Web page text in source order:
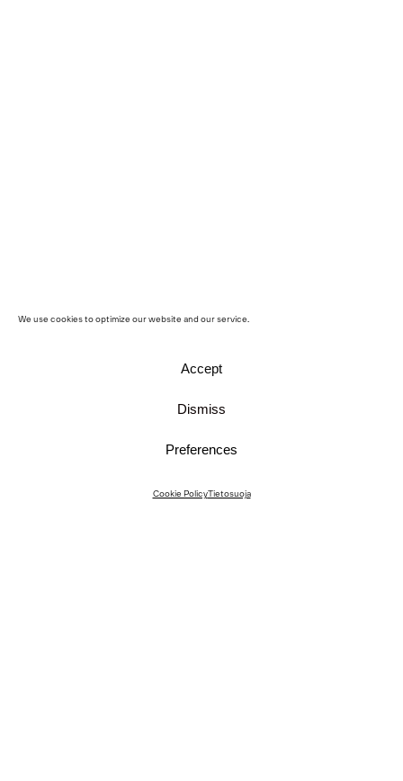
We use cookies to optimize our website and our service.
Accept
Dismiss
Preferences
Cookie PolicyTietosuoja